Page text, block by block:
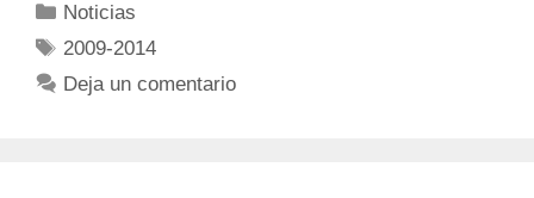
Noticias
2009-2014
Deja un comentario